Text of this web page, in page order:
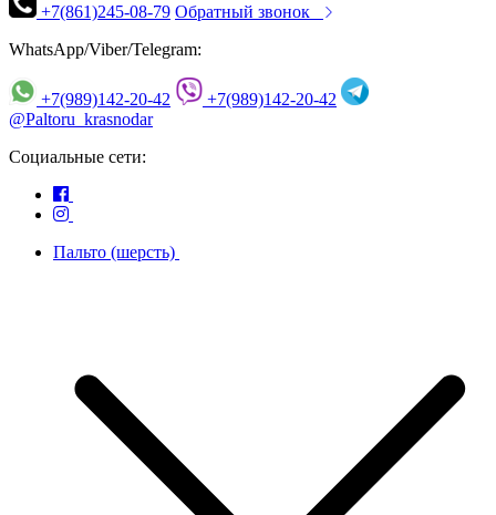
+7(861)245-08-79 Обратный звонок
WhatsApp/Viber/Telegram:
+7(989)142-20-42
+7(989)142-20-42
@Paltoru_krasnodar
Социальные сети:
Пальто (шерсть)